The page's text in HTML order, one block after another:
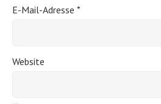
E-Mail-Adresse *
Website